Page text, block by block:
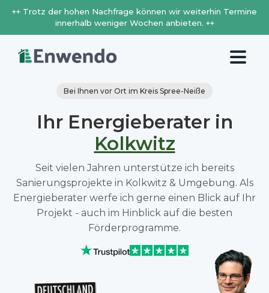
++ Trotz der hohen Nachfrage können wir weiterhin Termine
innerhalb weniger Wochen anbieten. ++
Bei Ihnen vor Ort im Kreis Spree-Neiße
Ihr Energieberater in
Kolkwitz
Seit vielen Jahren unterstütze ich bereits
Sanierungsprojekte in Kolkwitz & Umgebung. Als
Energieberater werfe ich gerne einen Blick auf Ihr
Projekt - auch im Hinblick auf die besten
Förderprogramme.